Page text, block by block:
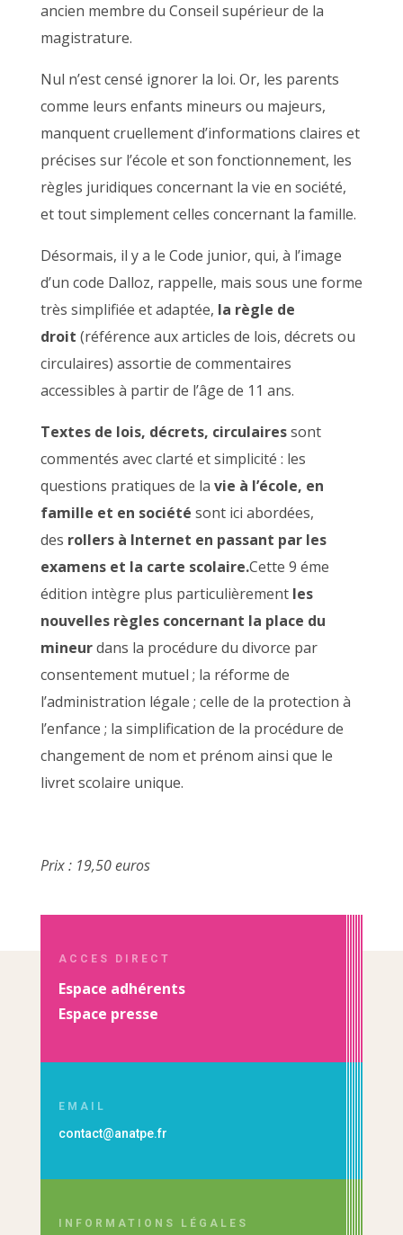
ancien membre du Conseil supérieur de la
magistrature.
Nul n’est censé ignorer la loi. Or, les parents
comme leurs enfants mineurs ou majeurs,
manquent cruellement d’informations claires et
précises sur l’école et son fonctionnement, les
règles juridiques concernant la vie en société,
et tout simplement celles concernant la famille.
Désormais, il y a le Code junior, qui, à l’image
d’un code Dalloz, rappelle, mais sous une forme
très simplifiée et adaptée, la règle de
droit (référence aux articles de lois, décrets ou
circulaires) assortie de commentaires
accessibles à partir de l’âge de 11 ans.
Textes de lois, décrets, circulairessont
commentés avec clarté et simplicité : les
questions pratiques de la vie à l’école, en
famille et en société sont ici abordées,
des rollers à Internet en passant par les
examens et la carte scolaire.Cette 9 éme
édition intègre plus particulièrement les
nouvelles règles concernant la place du
mineurdans la procédure du divorce par
consentement mutuel ; la réforme de
l’administration légale ; celle de la protection à
l’enfance ; la simplification de la procédure de
changement de nom et prénom ainsi que le
livret scolaire unique.
Prix : 19,50 euros
ACCES DIRECT
Espace adhérents
Espace presse
EMAIL
contact@anatpe.fr
INFORMATIONS LÉGALES